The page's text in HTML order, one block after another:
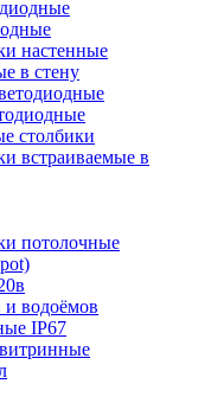
настенные
в стену
столбики
встраиваемые в
потолочные
и водоёмов
IP67